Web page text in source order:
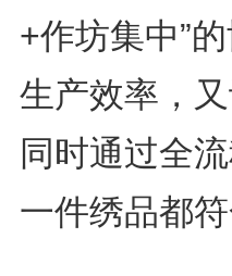
+作坊集中”
生产效率，
同时通过全
一件绣品都